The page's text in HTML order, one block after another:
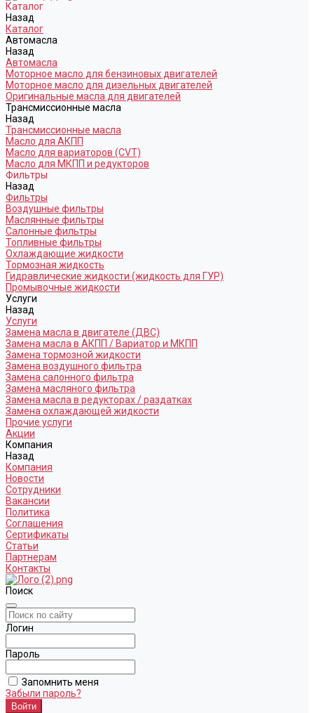
Каталог
Назад
Каталог
Автомасла
Назад
Автомасла
Моторное масло для бензиновых двигателей
Моторное масло для дизельных двигателей
Оригинальные масла для двигателей
Трансмиссионные масла
Назад
Трансмиссионные масла
Масло для АКПП
Масло для вариаторов (CVT)
Масло для МКПП и редукторов
Фильтры
Назад
Фильтры
Воздушные фильтры
Маслянные фильтры
Салонные фильтры
Топливные фильтры
Охлаждающие жидкости
Тормозная жидкость
Гидравлические жидкости (жидкость для ГУР)
Промывочные жидкости
Услуги
Назад
Услуги
Замена масла в двигателе (ДВС)
Замена масла в АКПП / Вариатор и МКПП
Замена тормозной жидкости
Замена воздушного фильтра
Замена салонного фильтра
Замена масляного фильтра
Замена масла в редукторах / раздатках
Замена охлаждающей жидкости
Прочие услуги
Акции
Компания
Назад
Компания
Новости
Сотрудники
Вакансии
Политика
Соглашения
Сертификаты
Статьи
Партнерам
Контакты
Поиск
Логин
Пароль
Запомнить меня
Забыли пароль?